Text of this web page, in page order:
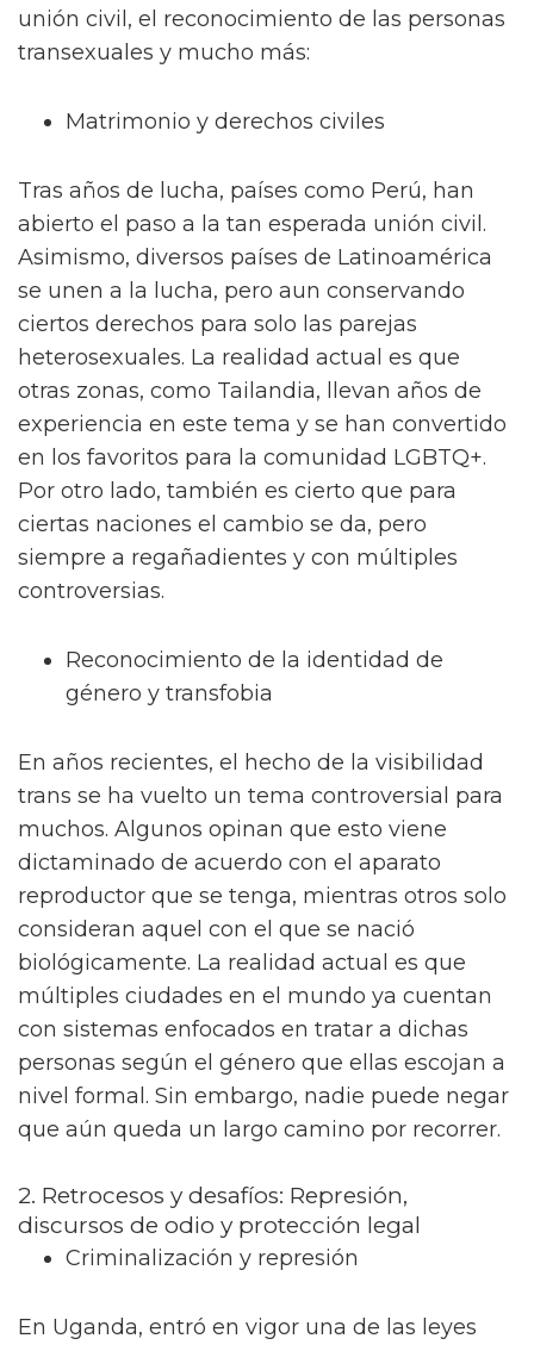
unión civil, el reconocimiento de las personas
transexuales y mucho más:
Matrimonio y derechos civiles
Tras años de lucha, países como Perú, han
abierto el paso a la tan esperada unión civil.
Asimismo, diversos países de Latinoamérica
se unen a la lucha, pero aun conservando
ciertos derechos para solo las parejas
heterosexuales. La realidad actual es que
otras zonas, como Tailandia, llevan años de
experiencia en este tema y se han convertido
en los favoritos para la comunidad LGBTQ+.
Por otro lado, también es cierto que para
ciertas naciones el cambio se da, pero
siempre a regañadientes y con múltiples
controversias.
Reconocimiento de la identidad de
género y transfobia
En años recientes, el hecho de la visibilidad
trans se ha vuelto un tema controversial para
muchos. Algunos opinan que esto viene
dictaminado de acuerdo con el aparato
reproductor que se tenga, mientras otros solo
consideran aquel con el que se nació
biológicamente. La realidad actual es que
múltiples ciudades en el mundo ya cuentan
con sistemas enfocados en tratar a dichas
personas según el género que ellas escojan a
nivel formal. Sin embargo, nadie puede negar
que aún queda un largo camino por recorrer.
2. Retrocesos y desafíos: Represión,
discursos de odio y protección legal
Criminalización y represión
En Uganda, entró en vigor una de las leyes